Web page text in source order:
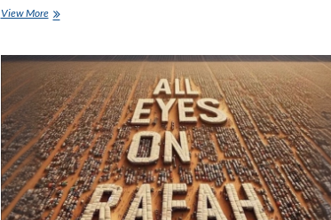
View MoreHamas’ın
lideri
Yahya
Sinvar